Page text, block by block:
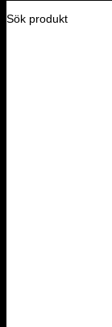
Sök produkt